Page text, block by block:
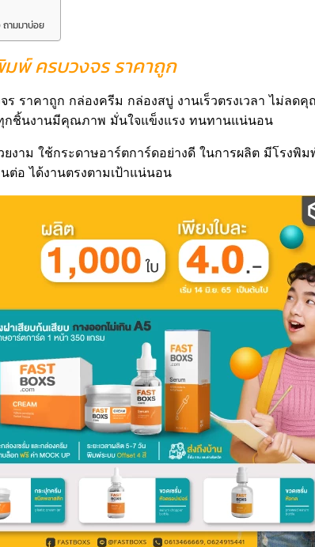
ามมาบ่อย
พ์ ครบวงจร ราคาถูก
ราคาถูก กล่องครีม กล่องสบู่ งานเร็วตรงเวลา ไม่ลด
กชิ้นงานมีคุณภาพ มั่นใจแข็งแรง ทนทานแน่นอน
งาม ใช้กระดาษอาร์ตการ์ดอย่างดี ในการผลิต มีโรงพิม
ต่อ ได้งานตรงตามเป้าแน่นอน